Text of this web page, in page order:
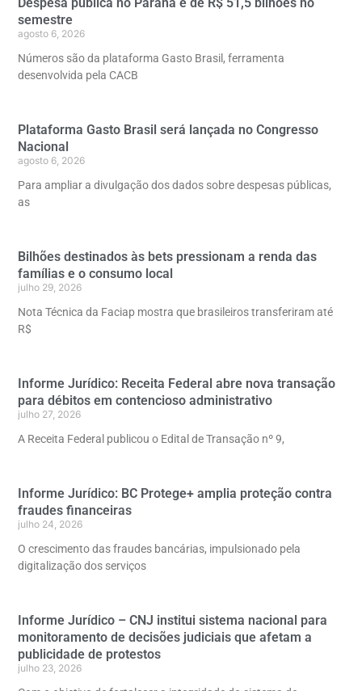
Despesa pública no Paraná é de R$ 51,5 bilhões no
semestre
agosto 6, 2026
Números são da plataforma Gasto Brasil, ferramenta
desenvolvida pela CACB
Plataforma Gasto Brasil será lançada no Congresso
Nacional
agosto 6, 2026
Para ampliar a divulgação dos dados sobre despesas públicas,
as
Bilhões destinados às bets pressionam a renda das
famílias e o consumo local
julho 29, 2026
Nota Técnica da Faciap mostra que brasileiros transferiram até
R$
Informe Jurídico: Receita Federal abre nova transação
para débitos em contencioso administrativo
julho 27, 2026
A Receita Federal publicou o Edital de Transação nº 9,
Informe Jurídico: BC Protege+ amplia proteção contra
fraudes financeiras
julho 24, 2026
O crescimento das fraudes bancárias, impulsionado pela
digitalização dos serviços
Informe Jurídico – CNJ institui sistema nacional para
monitoramento de decisões judiciais que afetam a
publicidade de protestos
julho 23, 2026